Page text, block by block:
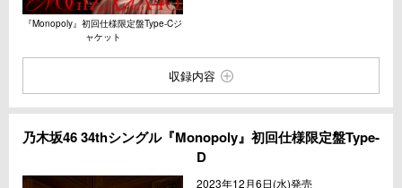
『Monopoly』初回仕様限定盤Type-Cジ
ャケット
収録内容
乃木坂46 34thシングル『Monopoly』初回仕様限定盤Type-
D
2023年12月6日(水)発売